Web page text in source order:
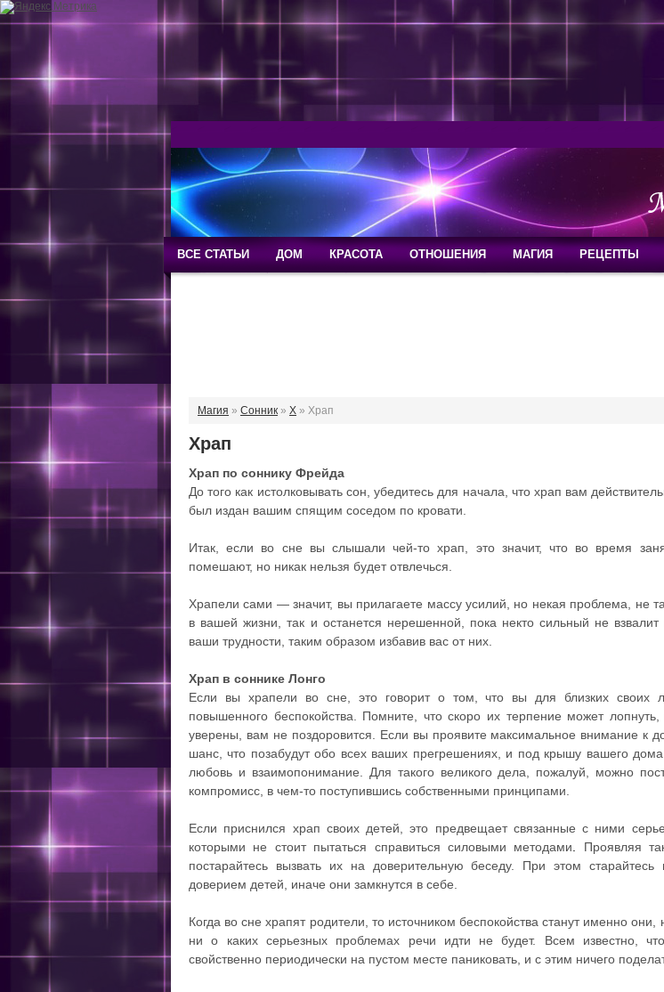
ВСЕ СТАТЬИ ДОМ КРАСОТА ОТНОШЕНИЯ МАГИЯ РЕЦЕПТЫ
Магия » Сонник » Х » Храп
Храп
Храп по соннику Фрейда
До того как истолковывать сон, убедитесь для начала, что храп вам
был издан вашим спящим соседом по кровати.
Итак, если во сне вы слышали чей-то храп, это значит, что во время
помешают, но никак нельзя будет отвлечься.
Храпели сами — значит, вы прилагаете массу усилий, но некая проблема, не
в вашей жизни, так и останется нерешенной, пока некто сильный не
ваши трудности, таким образом избавив вас от них.
Храп в соннике Лонго
Если вы храпели во сне, это говорит о том, что вы для близких своих
повышенного беспокойства. Помните, что скоро их терпение может лопнуть,
уверены, вам не поздоровится. Если вы проявите максимальное внимание к
шанс, что позабудут обо всех ваших прегрешениях, и под крышу вашего дома
любовь и взаимопонимание. Для такого великого дела, пожалуй, можно
компромисс, в чем-то поступившись собственными принципами.
Если приснился храп своих детей, это предвещает связанные с ними
которыми не стоит пытаться справиться силовыми методами
Проявляя
постарайтесь вызвать их на доверительную беседу. При этом старайтесь
доверием детей, иначе они замкнутся в себе.
Когда во сне храпят родители, то источником беспокойства станут именно
ни о каких серьезных проблемах речи идти не будет. Всем известно,
свойственно периодически на пустом месте паниковать, и с этим ничего